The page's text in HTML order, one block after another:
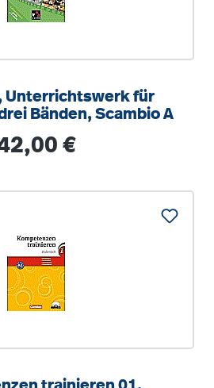
Unterrichtswerk für
Bänden, Scambio A
Preis:
€